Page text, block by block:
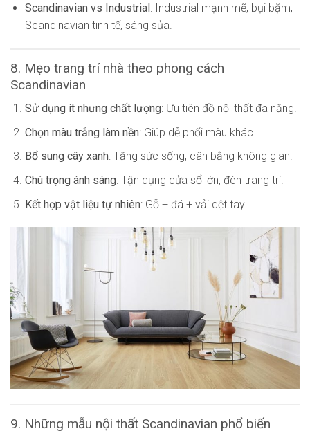
Scandinavian vs Industrial: Industrial mạnh mẽ, bụi bặm;
Scandinavian tinh tế, sáng sủa.
8. Mẹo trang trí nhà theo phong cách
Scandinavian
Sử dụng ít nhưng chất lượng: Ưu tiên đồ nội thất đa năng.
Chọn màu trắng làm nền: Giúp dễ phối màu khác.
Bổ sung cây xanh: Tăng sức sống, cân bằng không gian.
Chú trọng ánh sáng: Tận dụng cửa sổ lớn, đèn trang trí.
Kết hợp vật liệu tự nhiên: Gỗ + đá + vải dệt tay.
9. Những mẫu nội thất Scandinavian phổ biến